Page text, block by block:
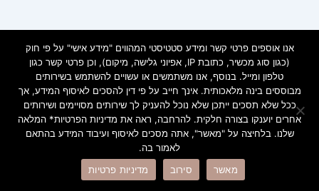
Copyright © 2026 ramot | Powered by
אנו אוספים פרטי קשר ומידע סטטיסטי המהווים "מידע אישי" על פי חוק
(כגון סוג מכשיר, כתובת IP, אפיוני גלישה, מיקום), וכן פרטי קשר כגון
טלפון ומייל. בנוסף, אנו משתמשים או עשויים להשתמש בשירותים
מבוססים בינה מלאכותית. אינך חייב על פי דין להסכים לאיסוף המידע, אך
ככל שלא תסכים ייתכן שלא נוכל להעניק לך שירותים מסויימים ושירותים
אחרים יוענקו בצורה חלקית. להרחבה, ראה את מדיניות הפרטיות* המלאה
שלנו. בלחיצה על "מאשר", אתה מסכים לאיסוף ועיבוד המידע בהתאם
לאמור בה.
מאשר
סירוב מדיניות פרטיות